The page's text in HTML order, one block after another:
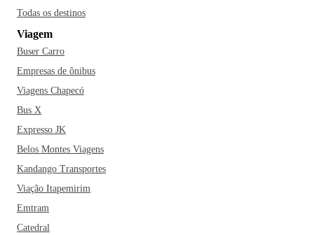
Todas os destinos
Viagem
Buser Carro
Empresas de ônibus
Viagens Chapecó
Bus X
Expresso JK
Belos Montes Viagens
Kandango Transportes
Viação Itapemirim
Emtram
Catedral